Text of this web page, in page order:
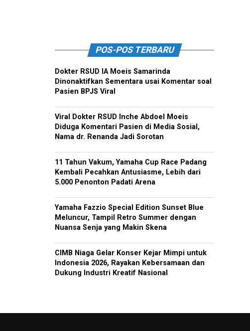
POS-POS TERBARU
Dokter RSUD IA Moeis Samarinda
Dinonaktifkan Sementara usai Komentar soal
Pasien BPJS Viral
Viral Dokter RSUD Inche Abdoel Moeis
Diduga Komentari Pasien di Media Sosial,
Nama dr. Renanda Jadi Sorotan
11 Tahun Vakum, Yamaha Cup Race Padang
Kembali Pecahkan Antusiasme, Lebih dari
5.000 Penonton Padati Arena
Yamaha Fazzio Special Edition Sunset Blue
Meluncur, Tampil Retro Summer dengan
Nuansa Senja yang Makin Skena
CIMB Niaga Gelar Konser Kejar Mimpi untuk
Indonesia 2026, Rayakan Kebersamaan dan
Dukung Industri Kreatif Nasional